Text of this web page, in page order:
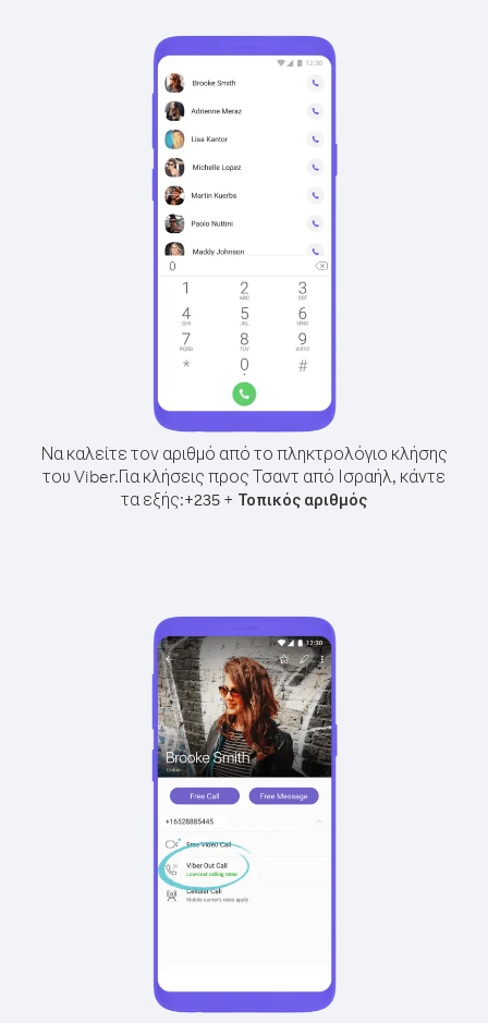
Να καλείτε τον αριθμό από το πληκτρολόγιο κλήσης
του Viber.Για κλήσεις προς Τσαντ από Ισραήλ, κάντε
τα εξής:+235 + Τοπικός αριθμός